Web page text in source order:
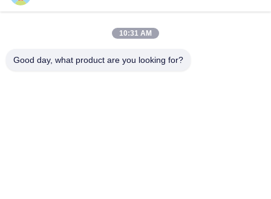
Guangdong Yuhua Playing Cards Co., Ltd. Dodatek: nr 26
10:31 AM
Good day, what product are you looking for?